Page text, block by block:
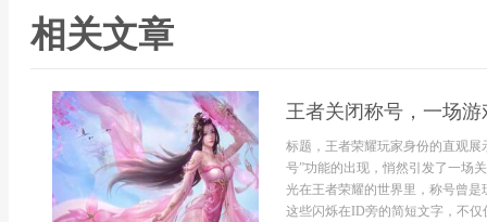
相关文章
王者关闭称号，一场
标题，王者荣耀玩家身份的直观
号”功能的出现，悄然引发了一场
光在王者荣耀的世界里，称号曾是
这些闪烁在ID旁的简短文字，不